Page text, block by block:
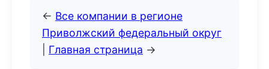
← Все компании в регионе
Приволжский федеральный округ
Главная страница →